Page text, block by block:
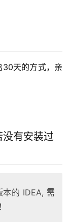
30天的方式，亲
没有安装过
的 IDEA, 需